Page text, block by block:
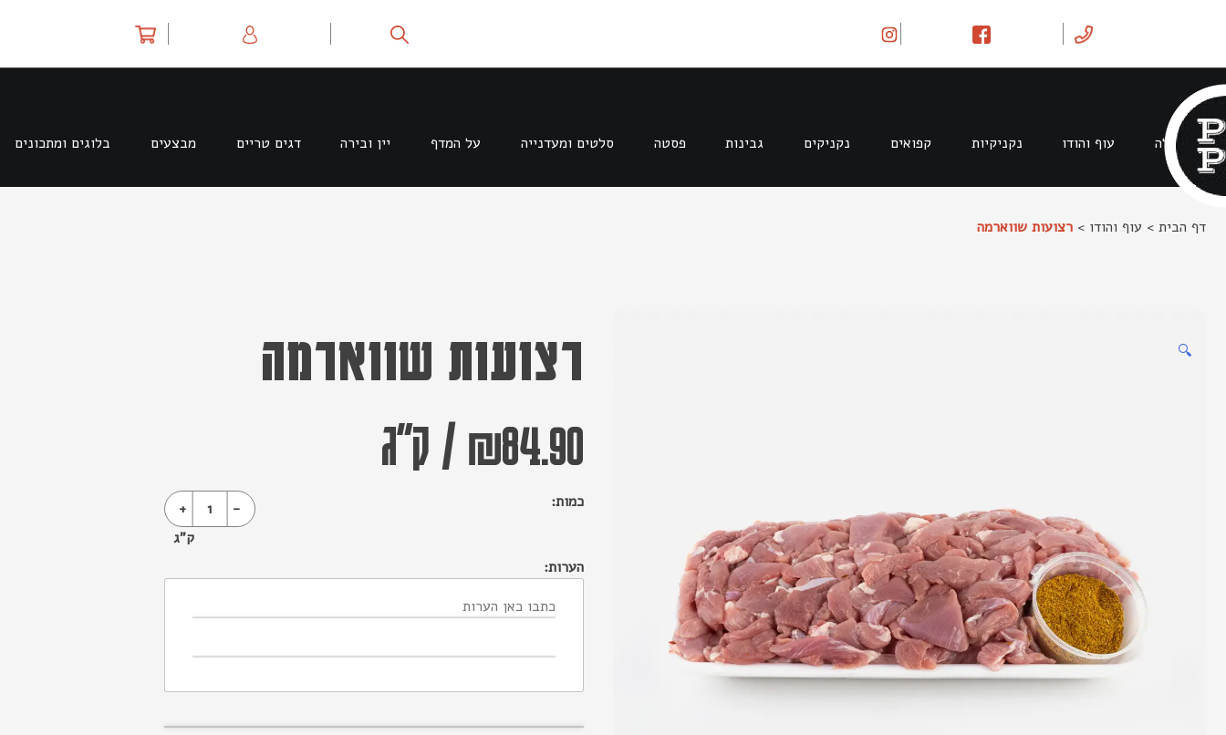
בקר וטלה עוף והודו נקניקיות קפואים נקניקים גבינות פסטה סלטים ומעדנייה על המדף יין ובירה דגים טריים מבצעים בלוגים ומתכונים
דף הבית > עוף והודו > רצועות שווארמה
🔍
רצועות שווארמה
₪84.90
/ ק"ג
כמות: -
1
+
ק"ג
הערות: